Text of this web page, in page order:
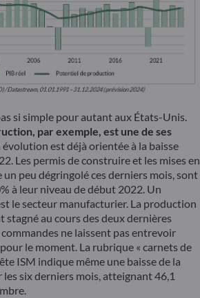
si simple pour autant aux États-Unis.
par exemple, est une de ses
évolution est déjà orientée à la baisse
Les permis de construire et les mises en
peu dégringolé ces derniers mois, sont
à leur niveau de début 2022. Un
le secteur manufacturier. La production
au cours des deux dernières
ne laissent pas entrevoir
le moment. La rubrique « carnets de
ISM indique même une baisse de la
six derniers mois, atteignant 46,1